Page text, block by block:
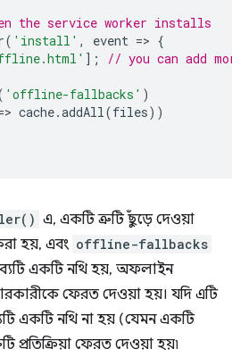
the service worker installs
( 'install' , event => {
];
// you can add
'offline-fallbacks' )
> cache.addAll(files))
এ, একটি ত্রুটি ছুঁড়ে দেওয়া
হয়, এবং offline-fallbacks
একটি নথি হয়, অফলাইন
ফেরত দেওয়া হয়। যদি এটি
একটি নথি না হয় (যেমন একটি
প্রতিক্রিয়া ফেরত দেওয়া হয়৷